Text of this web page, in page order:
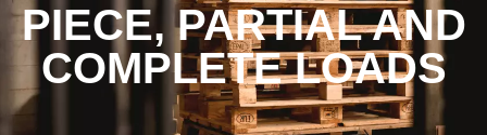
PIECE, PARTIAL AND
COMPLETE LOADS